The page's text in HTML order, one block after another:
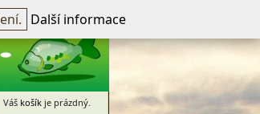
~Registrovat
Váš košík je prázdný.
Další informace